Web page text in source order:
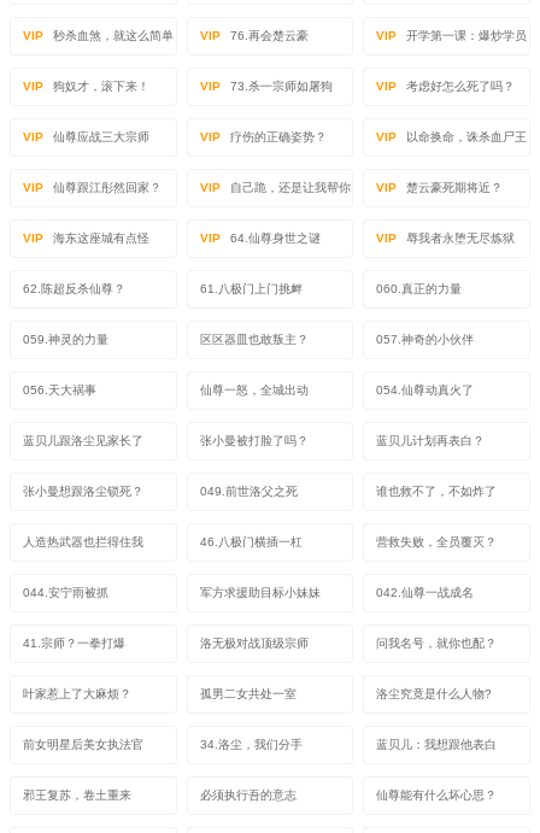
VIP 秒杀血煞，就这么简单 VIP 76.再会楚云豪 VIP 开学第一课：爆炒学员
VIP 狗奴才，滚下来！ VIP 73.杀一宗师如屠狗 VIP 考虑好怎么死了吗？
VIP 仙尊应战三大宗师 VIP 疗伤的正确姿势？ VIP 以命换命，诛杀血尸王
VIP 仙尊跟江彤然回家？ VIP 自己跪，还是让我帮你 VIP 楚云豪死期将近？
VIP 海东这座城有点怪 VIP 64.仙尊身世之谜 VIP 辱我者永堕无尽炼狱
62.陈超反杀仙尊？ 61.八极门上门挑衅 060.真正的力量
059.神灵的力量 区区器皿也敢叛主？ 057.神奇的小伙伴
056.天大祸事 仙尊一怒，全城出动 054.仙尊动真火了
蓝贝儿跟洛尘见家长了 张小曼被打脸了吗？ 蓝贝儿计划再表白？
张小曼想跟洛尘锁死？ 049.前世洛父之死 谁也救不了，不如炸了
人造热武器也拦得住我 46.八极门横插一杠 营救失败，全员覆灭？
044.安宁雨被抓 军方求援助目标小妹妹 042.仙尊一战成名
41.宗师？一拳打爆 洛无极对战顶级宗师 问我名号，就你也配？
叶家惹上了大麻烦？ 孤男二女共处一室 洛尘究竟是什么人物?
前女明星后美女执法官 34.洛尘，我们分手 蓝贝儿：我想跟他表白
邪王复苏，卷土重来 必须执行吾的意志 仙尊能有什么坏心思？